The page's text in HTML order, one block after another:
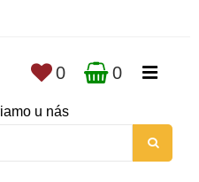
u nás
0 0